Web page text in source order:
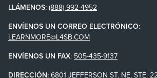
LLÁMENOS: (888) 992-4952
ENVÍENOS UN CORREO ELECTRÓNICO:
LEARNMORE@L4SB.COM
ENVÍENOS UN FAX: 505-435-9137
DIRECCIÓN: 6801 JEFFERSON ST. NE, STE.